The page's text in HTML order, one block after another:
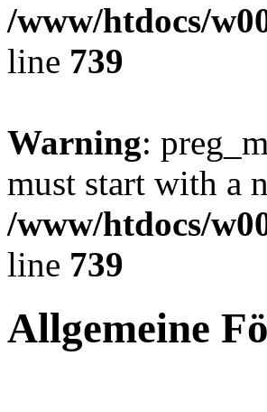
/www/htdocs/
line 739
Warning:
must start with a
/www/htdocs/
line 739
Allgemeine